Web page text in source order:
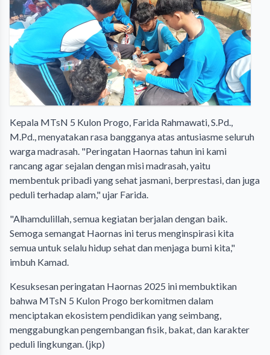
Kepala MTsN 5 Kulon Progo, Farida Rahmawati, S.Pd.,
M.Pd., menyatakan rasa bangganya atas antusiasme seluruh
warga madrasah. "Peringatan Haornas tahun ini kami
rancang agar sejalan dengan misi madrasah, yaitu
membentuk pribadi yang sehat jasmani, berprestasi, dan juga
peduli terhadap alam," ujar Farida.
"Alhamdulillah, semua kegiatan berjalan dengan baik.
Semoga semangat Haornas ini terus menginspirasi kita
semua untuk selalu hidup sehat dan menjaga bumi kita,"
imbuh Kamad.
Kesuksesan peringatan Haornas 2025 ini membuktikan
bahwa MTsN 5 Kulon Progo berkomitmen dalam
menciptakan ekosistem pendidikan yang seimbang,
menggabungkan pengembangan fisik, bakat, dan karakter
peduli lingkungan. (jkp)